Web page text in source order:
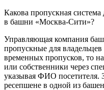
Какова пропускная
в башни «Москва-Сити»?
Управляющая компания
пропускные для владельцев
временных пропусков, то
или собственники через
указывая ФИО посетителя.
ресепшене в одной из